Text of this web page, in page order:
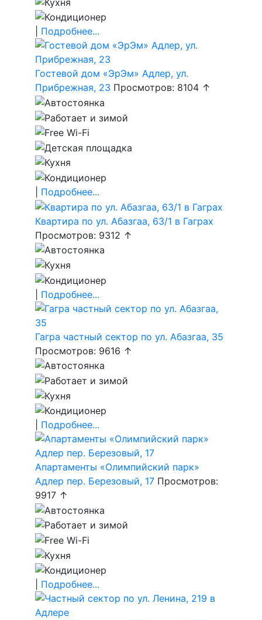
Подробнее...
Гостевой дом «ЭрЭм» Адлер, ул.
Прибрежная, 23 Просмотров: 8104 ↑
Подробнее...
Квартира по ул. Абазгаа, 63/1 в Гаграх
Просмотров: 9312 ↑
Подробнее...
Гагра частный сектор по ул. Абазгаа, 35
Просмотров: 9616 ↑
Подробнее...
Апартаменты «Олимпийский парк»
Адлер пер. Березовый, 17 Просмотров:
9917 ↑
Подробнее...